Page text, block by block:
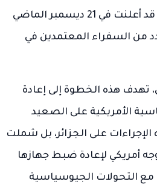
وزارة الخارجية الأمريكية قد أعلنت في 21 ديسمبر الماضي
من السفراء المعتمدين في
تهدف هذه الخطوة إلى إعادة
الأمريكية على الصعيد
على الجزائر، بل شملت
أمريكي لإعادة ضبط جهازها
مع التحولات الجيوسياسية